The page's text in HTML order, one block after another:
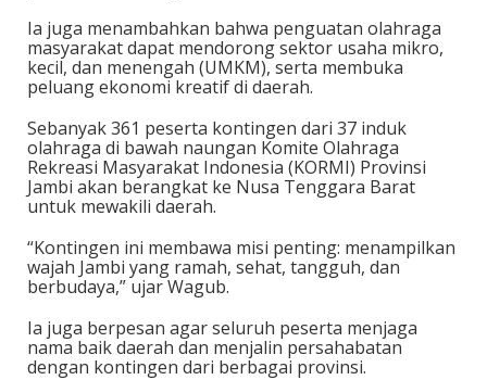
Ia juga menambahkan bahwa penguatan olahraga
masyarakat dapat mendorong sektor usaha mikro,
kecil, dan menengah (UMKM), serta membuka
peluang ekonomi kreatif di daerah.
Sebanyak 361 peserta kontingen dari 37 induk
olahraga di bawah naungan Komite Olahraga
Rekreasi Masyarakat Indonesia (KORMI) Provinsi
Jambi akan berangkat ke Nusa Tenggara Barat
untuk mewakili daerah.
“Kontingen ini membawa misi penting: menampilkan
wajah Jambi yang ramah, sehat, tangguh, dan
berbudaya,” ujar Wagub.
Ia juga berpesan agar seluruh peserta menjaga
nama baik daerah dan menjalin persahabatan
dengan kontingen dari berbagai provinsi.